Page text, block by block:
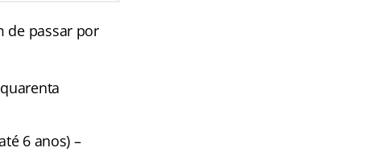
de passar por
6 anos) –